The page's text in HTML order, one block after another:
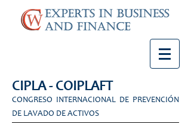
CIPLA - COIPLAFT
CONGRESO INTERNACIONAL DE PREVENCIÓN
DE LAVADO DE ACTIVOS